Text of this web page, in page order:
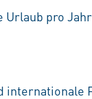
Urlaub pro Jahr